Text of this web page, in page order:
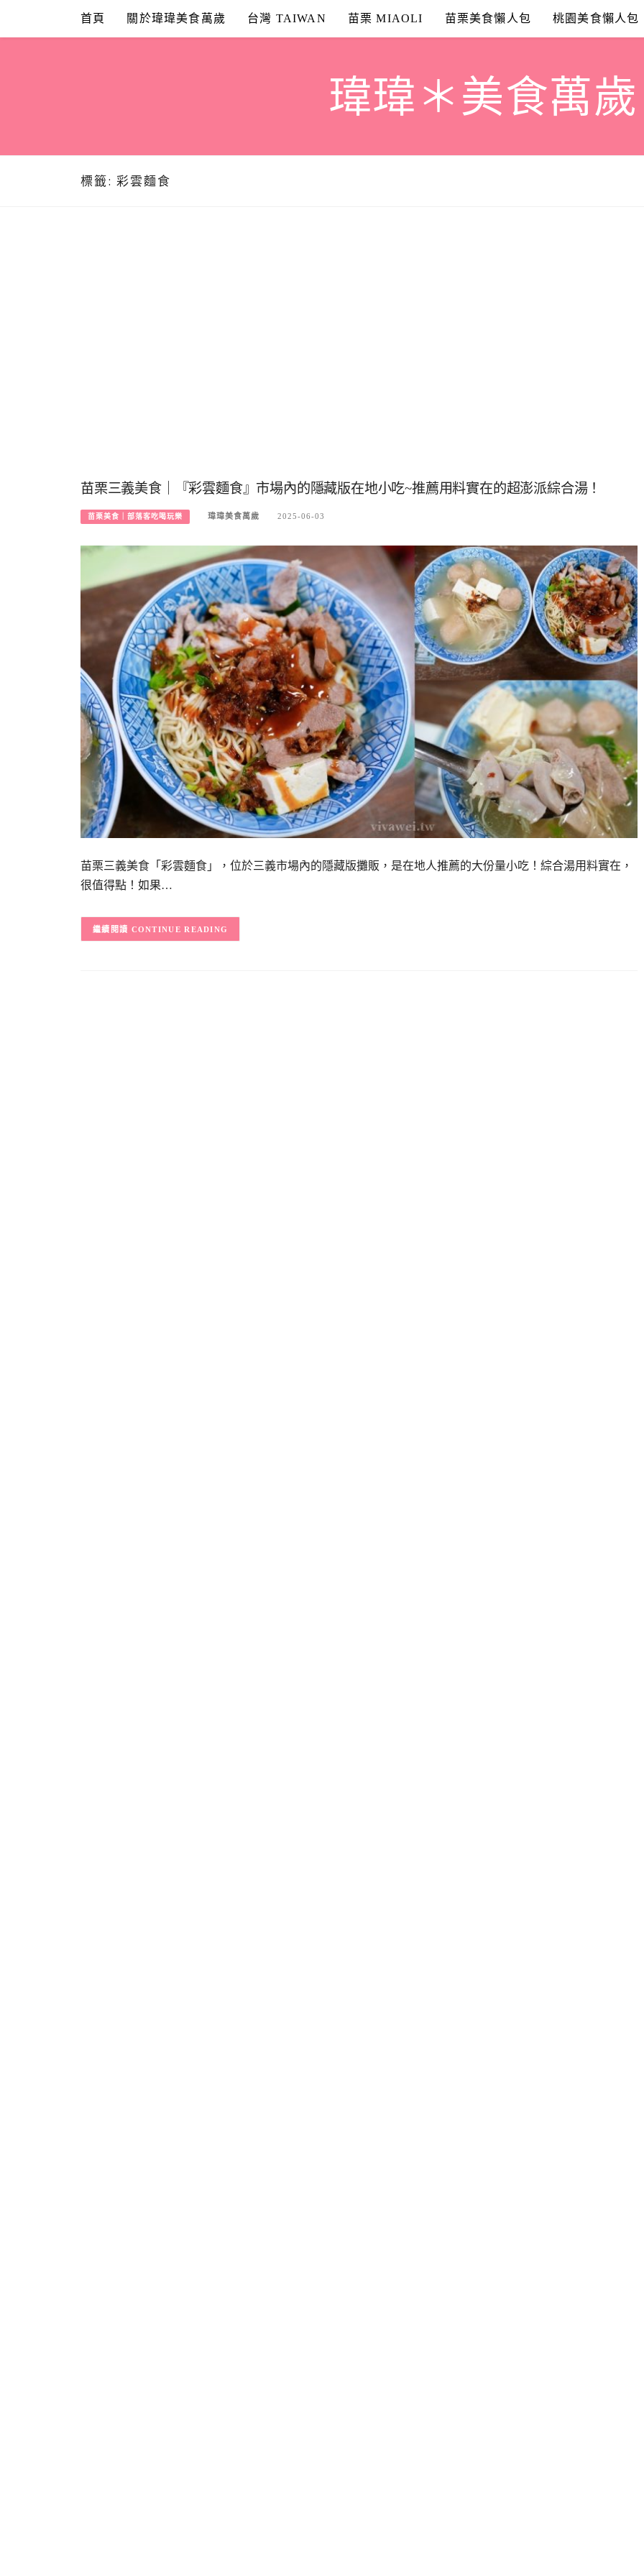
content
首頁 關於瑋瑋美食萬歲 台灣 TAIWAN 苗栗 MIAOLI 苗栗美食懶人包 桃園美食懶人包
瑋瑋＊美食萬歲
標籤: 彩雲麵食
苗栗三義美食｜『彩雲麵食』市場內的隱藏版在地小吃~推薦用料實在的超澎派綜合湯！
苗栗美食｜部落客吃喝玩樂 瑋瑋美食萬歲 2025-06-03
苗栗三義美食「彩雲麵食」，位於三義市場內的隱藏版攤販，是在地人推薦的大份量小吃！綜合湯用料實在，
很值得點！如果…
CONTINUE READING